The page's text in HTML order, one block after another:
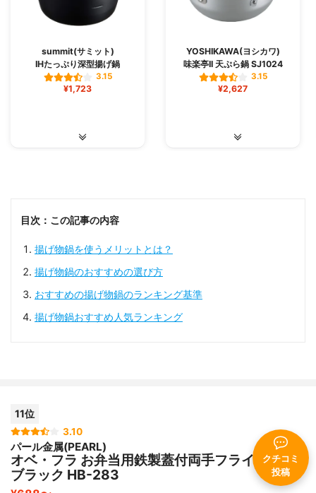
クチコミ
投稿
summit(サミット)
IHたっぷり深型揚げ鍋
3.15
¥1,723
YOSHIKAWA(ヨシカワ)
味楽亭II 天ぷら鍋 SJ1024
3.15
¥2,627
目次：この記事の内容
揚げ物鍋を使うメリットとは？
揚げ物鍋のおすすめの選び方
おすすめの揚げ物鍋のランキング基準
揚げ物鍋おすすめ人気ランキング
11位
3.10
パール金属(PEARL)
オベ・フラ お弁当用鉄製蓋付両手フライ鍋16cm
ブラック HB-283